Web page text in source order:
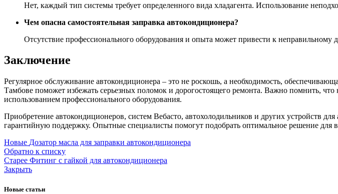
Нет, каждый тип системы требует определенного вида хладагента. Использование
Чем опасна самостоятельная заправка автокондиционера?
Отсутствие профессионального оборудования и опыта может привести к неправильному
Заключение
Регулярное обслуживание автокондиционера – это не роскошь, а необходимость,
Тамбове поможет избежать серьезных поломок и дорогостоящего ремонта. Важно помнить,
использованием профессионального оборудования.
Приобретение автокондиционеров, систем Вебасто, автохолодильников и других устройств
гарантийную поддержку. Опытные специалисты помогут подобрать оптимальное решение для
Новые Дозатор масла для заправки автокондиционера
Обратно к списку
Старее Фитинг с гайкой для автокондиционера
Закрыть
Новые статьи